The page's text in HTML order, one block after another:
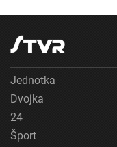
Jednotka
Dvojka
24
Šport